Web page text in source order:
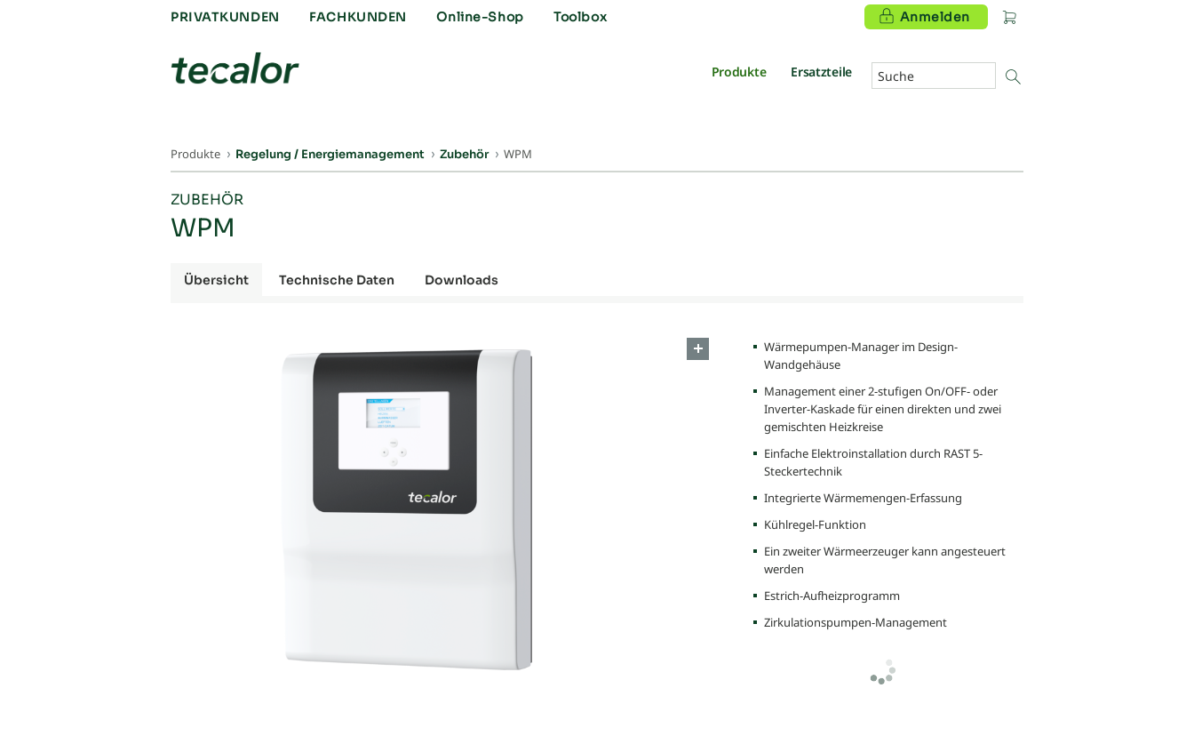
PRIVATKUNDEN FACHKUNDEN Online-Shop Toolbox Anmelden
Produkte Ersatzteile
Produkte Regelung / Energiemanagement Zubehör WPM
ZUBEHÖR
WPM
Übersicht Technische Daten Downloads
Wärmepumpen-Manager im Design-
Wandgehäuse
Management einer 2-stufigen On/OFF- oder
Inverter-Kaskade für einen direkten und zwei
gemischten Heizkreise
Einfache Elektroinstallation durch RAST 5-
Steckertechnik
Integrierte Wärmemengen-Erfassung
Kühlregel-Funktion
Ein zweiter Wärmeerzeuger kann angesteuert
werden
Estrich-Aufheizprogramm
Zirkulationspumpen-Management